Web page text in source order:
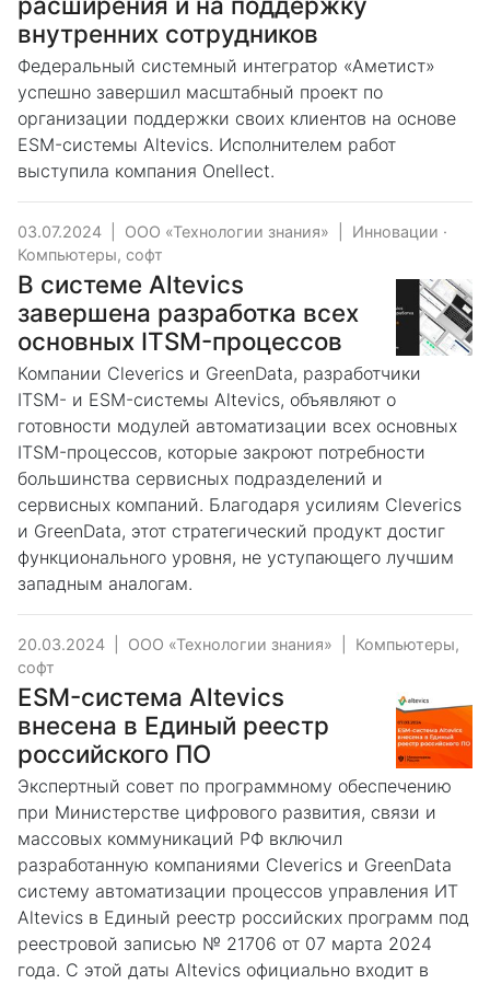
внутренних сотрудников
Федеральный системный интегратор «Аметист»
успешно завершил масштабный проект по
организации поддержки своих клиентов на основе
ESM-системы Altevics. Исполнителем работ
выступила компания Onellect.
03.07.2024 ООО «Технологии знания» Инновации ·
Компьютеры, софт
В системе Altevics
завершена разработка всех
основных ITSM-процессов
Компании Cleverics и GreenData, разработчики
ITSM- и ESM-системы Altevics, объявляют о
готовности модулей автоматизации всех основных
ITSM-процессов, которые закроют потребности
большинства сервисных подразделений и
сервисных компаний. Благодаря усилиям Cleverics
и GreenData, этот стратегический продукт достиг
функционального уровня, не уступающего лучшим
западным аналогам.
20.03.2024 ООО «Технологии знания»
Компьютеры,
софт
ESM-система Аltevics
внесена в Единый реестр
российского ПО
Экспертный совет по программному обеспечению
при Министерстве цифрового развития, связи и
массовых коммуникаций РФ включил
разработанную компаниями Cleverics и GreenData
систему автоматизации процессов управления ИТ
Altevics в Единый реестр российских программ под
реестровой записью № 21706 от 07 марта 2024
года. С этой даты Altevics официально входит в